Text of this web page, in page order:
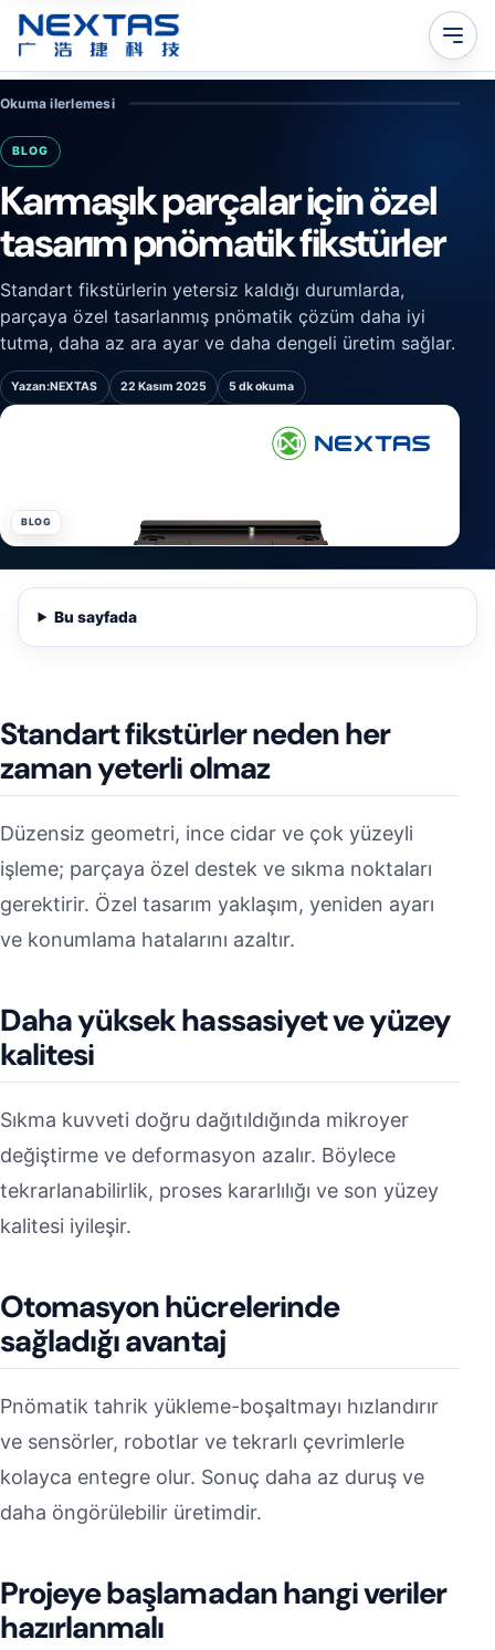
Okuma ilerlemesi
BLOG
Karmaşık parçalar için özel
tasarım pnömatik fikstürler
Standart fikstürlerin yetersiz kaldığı durumlarda,
parçaya özel tasarlanmış pnömatik çözüm daha iyi
tutma, daha az ara ayar ve daha dengeli üretim sağlar.
Yazan:NEXTAS 22 Kasım 2025 5 dk okuma
BLOG
Bu sayfada
Standart fikstürler neden her
zaman yeterli olmaz
Düzensiz geometri, ince cidar ve çok yüzeyli
işleme; parçaya özel destek ve sıkma noktaları
gerektirir. Özel tasarım yaklaşım, yeniden ayarı
ve konumlama hatalarını azaltır.
Daha yüksek hassasiyet ve yüzey
kalitesi
Sıkma kuvveti doğru dağıtıldığında mikroyer
değiştirme ve deformasyon azalır. Böylece
tekrarlanabilirlik, proses kararlılığı ve son yüzey
kalitesi iyileşir.
Otomasyon hücrelerinde
sağladığı avantaj
Pnömatik tahrik yükleme-boşaltmayı hızlandırır
ve sensörler, robotlar ve tekrarlı çevrimlerle
kolayca entegre olur. Sonuç daha az duruş ve
daha öngörülebilir üretimdir.
Projeye başlamadan hangi veriler
hazırlanmalı